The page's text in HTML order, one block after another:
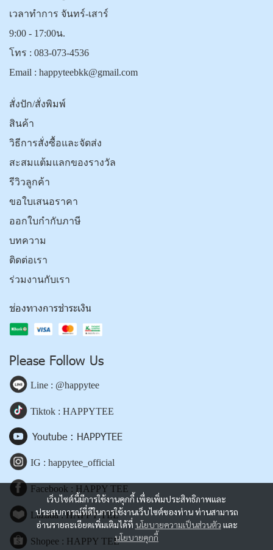
เว็บไซต์นี้มีการใช้งานคุกกี้ เพื่อเพิ่มประสิทธิภาพและ
ประสบการณ์ที่ดีในการใช้งานเว็บไซต์ของท่าน ท่านสามารถ
อ่านรายละเอียดเพิ่มเติมได้ที่ นโยบายความเป็นส่วนตัว และ
นโยบายคุกกี้
เวลาทำการ จันทร์-เสาร์
9:00 - 17:00น.
โทร : 083-073-4536
Email : happyteebkk@gmail.com
สั่งปัก/สั่งพิมพ์
สินค้า
วิธีการสั่งซื้อและจัดส่ง
สะสมแต้มแลกของรางวัล
รีวิวลูกค้า
ขอใบเสนอราคา
ออกใบกำกับภาษี
บทความ
ติดต่อเรา
ร่วมงานกับเรา
ช่องทางการชำระเงิน
Please Follow Us
Line : @happytee
Tiktok : HAPPYTEE
Youtube : HAPPYTEE
IG : happytee_official
Facebook : HAPPY TEE
Lazada : HAPPY TEE
Shopee : HAPPY TEE